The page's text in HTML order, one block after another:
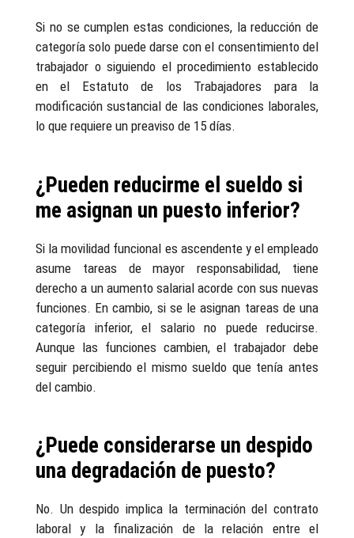
Si no se cumplen estas condiciones, la reducción de
categoría solo puede darse con el consentimiento del
trabajador o siguiendo el procedimiento establecido
en el Estatuto de los Trabajadores para la
modificación sustancial de las condiciones laborales,
lo que requiere un preaviso de 15 días.
¿Pueden reducirme el sueldo si
me asignan un puesto inferior?
Si la movilidad funcional es ascendente y el empleado
asume tareas de mayor responsabilidad, tiene
derecho a un aumento salarial acorde con sus nuevas
funciones. En cambio, si se le asignan tareas de una
categoría inferior, el salario no puede reducirse.
Aunque las funciones cambien, el trabajador debe
seguir percibiendo el mismo sueldo que tenía antes
del cambio.
¿Puede considerarse un despido
una degradación de puesto?
No. Un despido implica la terminación del contrato
laboral y la finalización de la relación entre el